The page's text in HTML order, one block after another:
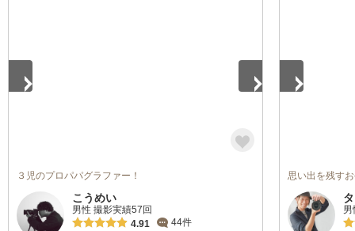
３児のプロパパグラファー！
こうめい
男性 撮影実績57回
4.91
44件
思い出を残す